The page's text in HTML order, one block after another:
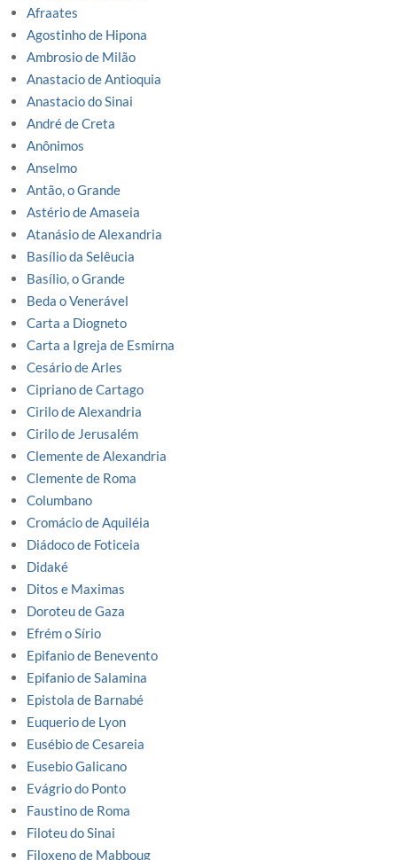
Afraates
Agostinho de Hipona
Ambrosio de Milão
Anastacio de Antioquia
Anastacio do Sinai
André de Creta
Anônimos
Anselmo
Antão, o Grande
Astério de Amaseia
Atanásio de Alexandria
Basílio da Selêucia
Basílio, o Grande
Beda o Venerável
Carta a Diogneto
Carta a Igreja de Esmirna
Cesário de Arles
Cipriano de Cartago
Cirilo de Alexandria
Cirilo de Jerusalém
Clemente de Alexandria
Clemente de Roma
Columbano
Cromácio de Aquiléia
Diádoco de Foticeia
Didaké
Ditos e Maximas
Doroteu de Gaza
Efrém o Sírio
Epifanio de Benevento
Epifanio de Salamina
Epistola de Barnabé
Euquerio de Lyon
Eusébio de Cesareia
Eusebio Galicano
Evágrio do Ponto
Faustino de Roma
Filoteu do Sinai
Filoxeno de Mabboug